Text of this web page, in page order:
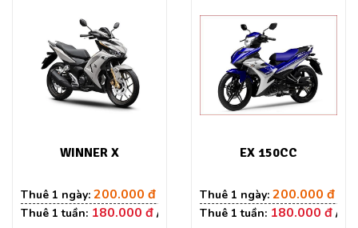
WINNER X
200.000 đ
180.000 đ
EX 150CC
200.000 đ
180.000 đ